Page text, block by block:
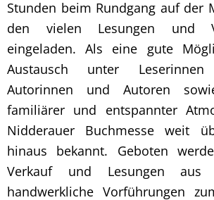
Stunden beim Rundgang auf der
den vielen Lesungen und
eingeladen. Als eine gute
Austausch unter
Autorinnen und Autoren
familiärer und entspannter
Nidderauer Buchmesse weit
hinaus bekannt. Geboten
Verkauf und Lesungen aus
handwerkliche Vorführungen